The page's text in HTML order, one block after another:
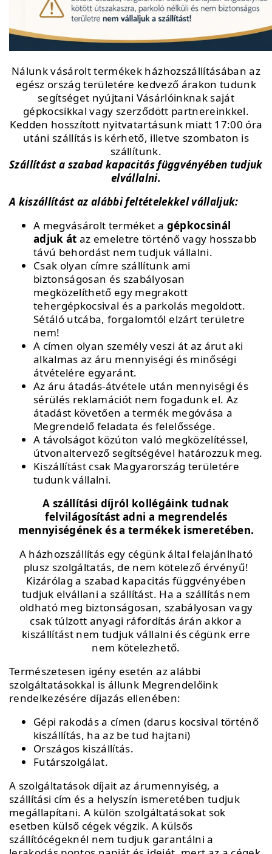
Nálunk vásárolt termékek házhozszállításában az
egész ország területére kedvező árakon tudunk
segítséget nyújtani Vásárlóinknak saját
gépkocsikkal vagy szerződött partnereinkkel.
Kedden hosszított nyitvatartásunk miatt 17:00 óra
utáni szállítás is kérhető, illetve szombaton is
szállítunk.
Szállítást a szabad kapacitás függvényében tudjuk
elvállalni.
A kiszállítást az alábbi feltételekkel vállaljuk:
A megvásárolt terméket a gépkocsinál
adjuk át az emeletre történő vagy hosszabb
távú behordást nem tudjuk vállalni.
Csak olyan címre szállítunk ami
biztonságosan és szabályosan
megközelíthető egy megrakott
tehergépkocsival és a parkolás megoldott.
Sétáló utcába, forgalomtól elzárt területre
nem!
A címen olyan személy veszi át az árut aki
alkalmas az áru mennyiségi és minőségi
átvételére egyaránt.
Az áru átadás-átvétele után mennyiségi és
sérülés reklamációt nem fogadunk el. Az
átadást követően a termék megóvása a
Megrendelő feladata és felelőssége.
A távolságot közúton való megközelítéssel,
útvonaltervező segítségével határozzuk meg.
Kiszállítást csak Magyarország területére
tudunk vállalni.
A szállítási díjról kollégáink tudnak
felvilágosítást adni a megrendelés
mennyiségének és a termékek ismeretében.
A házhozszállítás egy cégünk által felajánlható
plusz szolgáltatás, de nem kötelező érvényű!
Kizárólag a szabad kapacitás függvényében
tudjuk elvállani a szállítást. Ha a szállítás nem
oldható meg biztonságosan, szabályosan vagy
csak túlzott anyagi ráfordítás árán akkor a
kiszállítást nem tudjuk vállalni és cégünk erre
nem kötelezhető.
Természetesen igény esetén az alábbi
szolgáltatásokkal is állunk Megrendelőink
rendelkezésére díjazás ellenében:
Gépi rakodás a címen (darus kocsival történő
kiszállítás, ha az be tud hajtani)
Országos kiszállítás.
Futárszolgálat.
A szolgáltatások díjait az árumennyiség, a
szállítási cím és a helyszín ismeretében tudjuk
megállapítani. A külön szolgáltatásokat sok
esetben külső cégek végzik. A külsős
szállítócégeknél nem tudjuk garantálni a